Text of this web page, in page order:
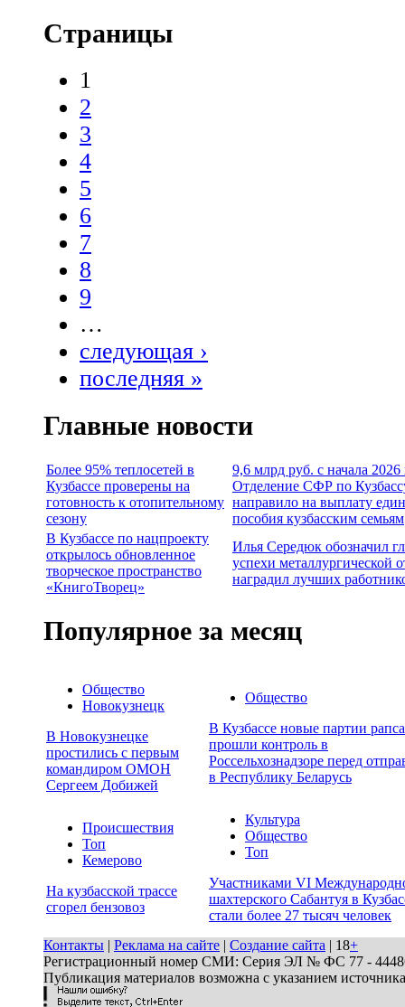
Страницы
1
2
3
4
5
6
7
8
9
…
следующая ›
последняя »
Главные новости
Более 95% теплосетей в
Кузбассе проверены на
готовность к отопительному
сезону
9,6 млрд руб. с начала 2026
Отделение СФР по
направило на выплату
пособия кузбасским семьям
В Кузбассе по нацпроекту
открылось обновленное
творческое пространство
«КнигоТворец»
Илья Середюк обозначил
успехи металлургической
наградил лучших
Популярное за месяц
Общество
Новокузнецк
В Новокузнецке
простились с первым
командиром ОМОН
Сергеем Добижей
Общество
В Кузбассе новые партии рапса
прошли контроль в
Россельхознадзоре перед
в Республику Беларусь
Происшествия
Топ
Кемерово
На кузбасской трассе
сгорел бензовоз
Культура
Общество
Топ
Участниками VI
шахтерского Сабантуя в
стали более 27 тысяч человек
Контакты | Реклама на сайте | Создание сайта | 18+
Регистрационный номер СМИ: Серия ЭЛ № ФС 77 - 44486
Публикация материалов возможна с указанием